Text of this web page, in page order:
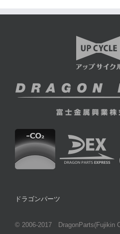
ドラゴンパーツ
© 2006-2017